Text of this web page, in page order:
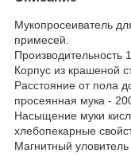
Мукопросеиватель
примесей.
Производительность
Корпус из крашеной
Расстояние от пола
просеянная мука -
Насыщение муки
хлебопекарные
Магнитный уловитель